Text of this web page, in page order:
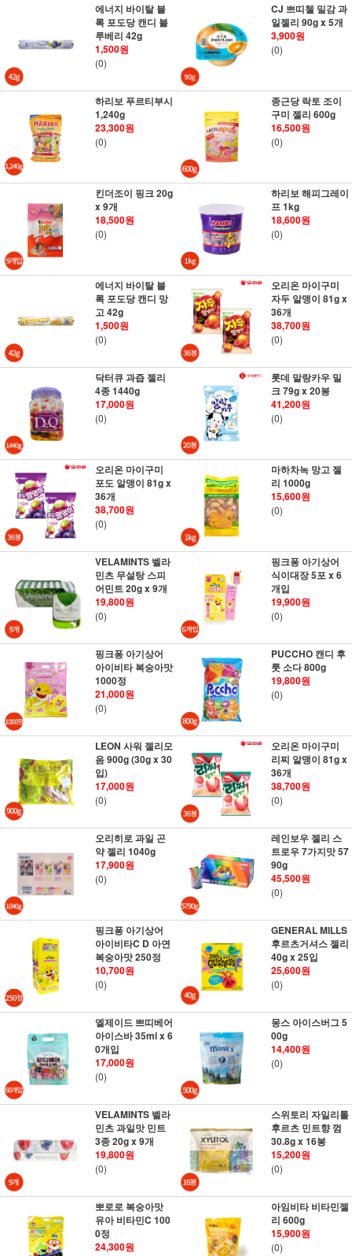
에너지 바이탈 블
록 포도당 캔디 블
루베리 42g
1,500원
(0)
CJ 쁘띠첼 밀감 과
일젤리 90g x 5개
3,900원
(0)
하리보 푸르티부시
1,240g
23,300원
(0)
종근당 락토 조이
구미 젤리 600g
16,500원
(0)
킨더조이 핑크 20g
x 9개
18,500원
(0)
하리보 해피그레이
프 1kg
18,600원
(0)
에너지 바이탈 블
록 포도당 캔디 망
고 42g
1,500원
(0)
오리온 마이구미
자두 알맹이 81g x
36개
38,700원
(0)
닥터큐 과즙 젤리
4종 1440g
17,000원
(0)
롯데 말랑카우 밀
크 79g x 20봉
41,200원
(0)
오리온 마이구미
포도 알맹이 81g x
36개
38,700원
(0)
마하차녹 망고 젤
리 1000g
15,600원
(0)
VELAMINTS 벨라
민츠 무설탕 스피
어민트 20g x 9개
19,800원
(0)
핑크퐁 아기상어
식이대장 5포 x 6
개입
19,900원
(0)
핑크퐁 아기상어
아이비타 복숭아맛
1000정
21,000원
(0)
PUCCHO 캔디 후
룻 소다 800g
19,800원
(0)
LEON 사워 젤리모
음 900g (30g x 30
입)
17,000원
(0)
오리온 마이구미
리찌 알맹이 81g x
36개
38,700원
(0)
오리히로 과일 곤
약 젤리 1040g
17,900원
(0)
레인보우 젤리 스
트로우 7가지맛 57
90g
45,500원
(0)
핑크퐁 아기상어
아이비타C D 아연
복숭아맛 250정
10,700원
(0)
GENERAL MILLS
후르츠거셔스 젤리
40g x 25입
25,600원
(0)
엘제이드 쁘띠베어
아이스바 35ml x 6
0개입
17,000원
(0)
몽스 아이스버그 5
00g
14,400원
(0)
VELAMINTS 벨라
민츠 과일맛 민트
3종 20g x 9개
19,800원
(0)
스위토리 자일리톨
후르츠 민트향 껌
30.8g x 16봉
15,200원
(0)
뽀로로 복숭아맛
유아 비타민C 100
0정
24,300원
아임비타 비타민젤
리 600g
15,900원
(0)